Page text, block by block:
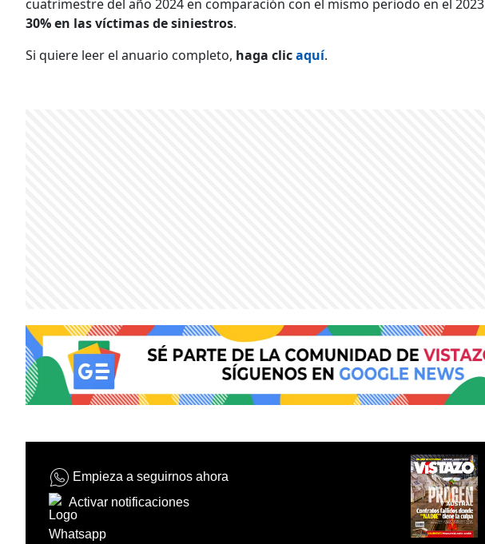
cuatrimestre del año 2024 en comparación con el mismo periodo en el 2023
30% en las víctimas de siniestros.
Si quiere leer el anuario completo, haga clicaquí.
Empieza a seguirnos ahora
Activar notificaciones